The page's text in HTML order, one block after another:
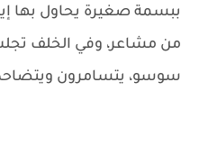
ببسمة صغيرة يحاول بها
من مشاعر، وفي الخلف
سوسو، يتسامرون